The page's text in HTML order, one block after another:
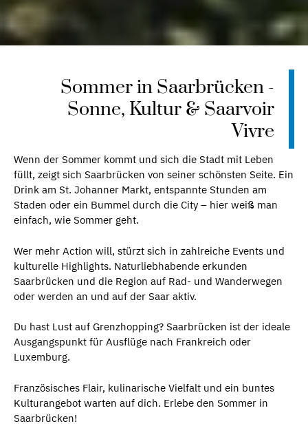
Sommer in Saarbrücken -
Sonne, Kultur & Saarvoir
Vivre
Wenn der Sommer kommt und sich die Stadt mit Leben
füllt, zeigt sich Saarbrücken von seiner schönsten Seite. Ein
Drink am St. Johanner Markt, entspannte Stunden am
Staden oder ein Bummel durch die City – hier weiß man
einfach, wie Sommer geht.
Wer mehr Action will, stürzt sich in zahlreiche Events und
kulturelle Highlights. Naturliebhabende erkunden
Saarbrücken und die Region auf Rad- und Wanderwegen
oder werden an und auf der Saar aktiv.
Du hast Lust auf Grenzhopping? Saarbrücken ist der ideale
Ausgangspunkt für Ausflüge nach Frankreich oder
Luxemburg.
Französisches Flair, kulinarische Vielfalt und ein buntes
Kulturangebot warten auf dich. Erlebe den Sommer in
Saarbrücken!